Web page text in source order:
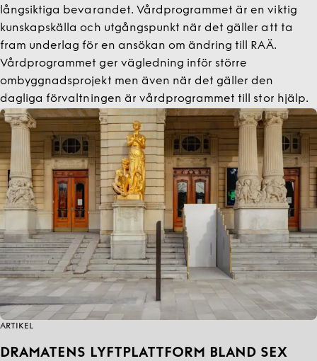
långsiktiga bevarandet. Vårdprogrammet är en viktig
kunskapskälla och utgångspunkt när det gäller att ta
fram underlag för en ansökan om ändring till RAÄ.
Vårdprogrammet ger vägledning inför större
ombyggnadsprojekt men även när det gäller den
dagliga förvaltningen är vårdprogrammet till stor hjälp.
ARTIKEL
DRAMATENS LYFTPLATTFORM BLAND SEX